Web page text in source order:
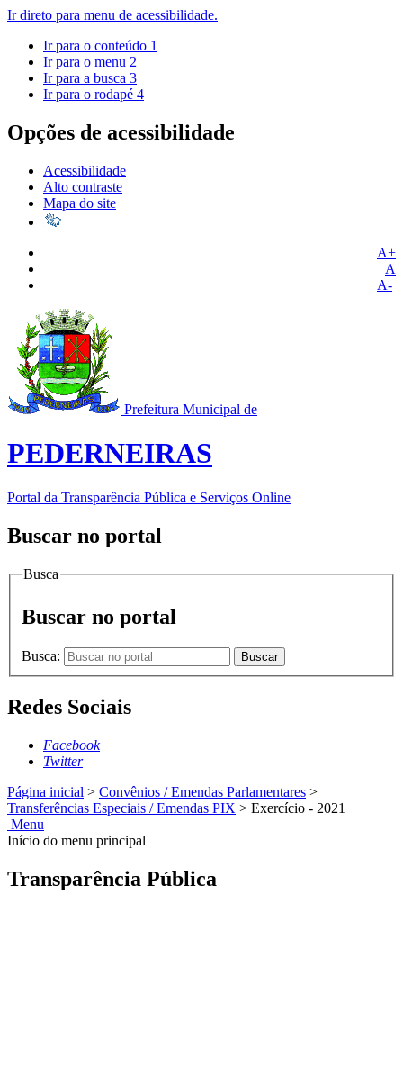
Ir direto para menu de acessibilidade.
Ir para o conteúdo 1
Ir para o menu 2
Ir para a busca 3
Ir para o rodapé 4
Opções de acessibilidade
Acessibilidade
Alto contraste
Mapa do site
A+
A
A-
Prefeitura Municipal de
PEDERNEIRAS
Portal da Transparência Pública e Serviços Online
Buscar no portal
Busca
Buscar no portal
Busca: Buscar
Redes Sociais
Facebook
Twitter
Página inicial > Convênios / Emendas Parlamentares >
Transferências Especiais / Emendas PIX > Exercício - 2021
Menu
Início do menu principal
Transparência Pública